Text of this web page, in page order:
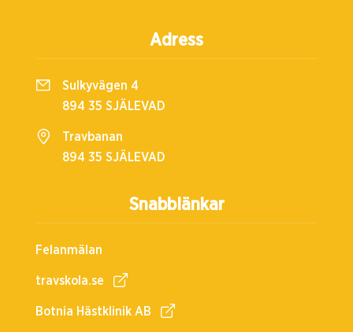
Snabblänkar
Felanmälan
travskola.se
Botnia Hästklinik AB
Adress
Sulkyvägen 4
894 35 SJÄLEVAD
Travbanan
894 35 SJÄLEVAD